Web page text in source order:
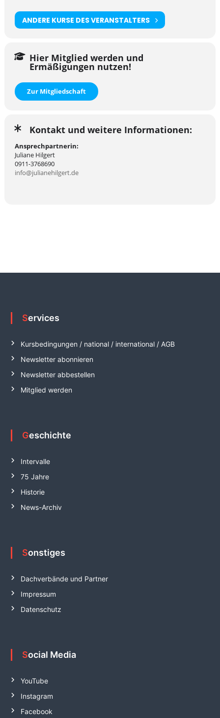
ANDERE KURSE DES VERANSTALTERS
Hier Mitglied werden und
Ermäßigungen nutzen!
Zur Mitgliedschaft
Kontakt und weitere Informationen:
Ansprechpartnerin:
Juliane Hilgert
0911-3768690
info@julianehilgert.de
Services
Kursbedingungen / national / international / AGB
Newsletter abonnieren
Newsletter abbestellen
Mitglied werden
Geschichte
Intervalle
75 Jahre
Historie
News-Archiv
Sonstiges
Dachverbände und Partner
Impressum
Datenschutz
Social Media
YouTube
Instagram
Facebook